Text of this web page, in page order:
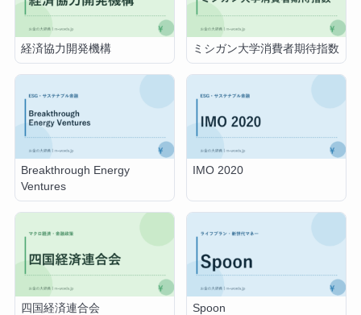
経済協力開発機構 ミシガン大学消費者期待指数
Breakthrough Energy
Ventures
IMO 2020
四国経済連合会 Spoon